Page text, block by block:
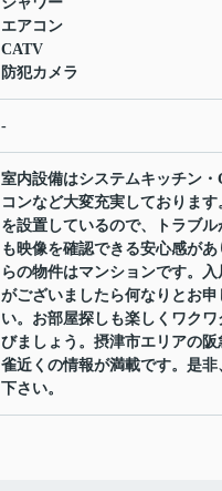
エアコン
CATV
防犯カメラ
-
室内設備はシステムキッチン
コンなど大変充実しております
を設置しているので、トラブ
も映像を確認できる安心感があ
らの物件はマンションです。
がございましたら何なりとお申
い。お部屋探しも楽しくワクワ
びましょう。摂津市エリアの阪
雀近くの情報が満載です。是
下さい。